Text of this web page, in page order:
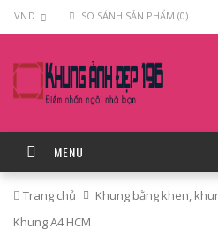
VND SO SÁNH SẢN PHẨM (0)
MENU
Trang chủ Khung bằng khen,
Khung A4 HCM